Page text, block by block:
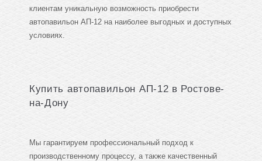
клиентам уникальную возможность приобрести
автопавильон АП-12 на наиболее выгодных и доступных
условиях.
Купить автопавильон АП-12 в Ростове-
на-Дону
Мы гарантируем профессиональный подход к
производственному процессу, а также качественный